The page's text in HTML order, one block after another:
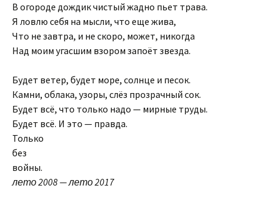
В огороде дождик чистый жадно пьет трава.
Я ловлю себя на мысли, что еще жива,
Что не завтра, и не скоро, может, никогда
Над моим угасшим взором запоёт звезда.
Будет ветер, будет море, солнце и песок.
Камни, облака, узоры, слёз прозрачный сок.
Будет всё, что только надо — мирные труды.
Будет всё. И это — правда.
Только
без
войны.
лето 2008 — лето 2017